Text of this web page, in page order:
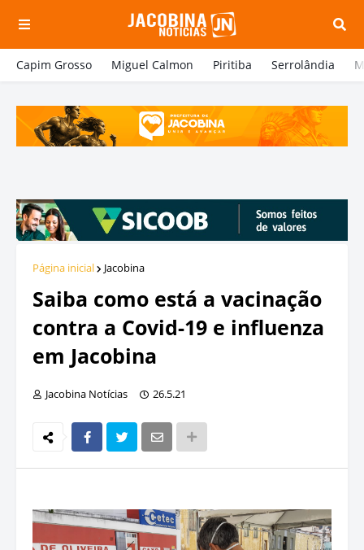
Capim Grosso Miguel Calmon Piritiba Serrolândia
Página inicial Jacobina
Saiba como está a vacinação
contra a Covid-19 e influenza
em Jacobina
Jacobina Notícias 26.5.21